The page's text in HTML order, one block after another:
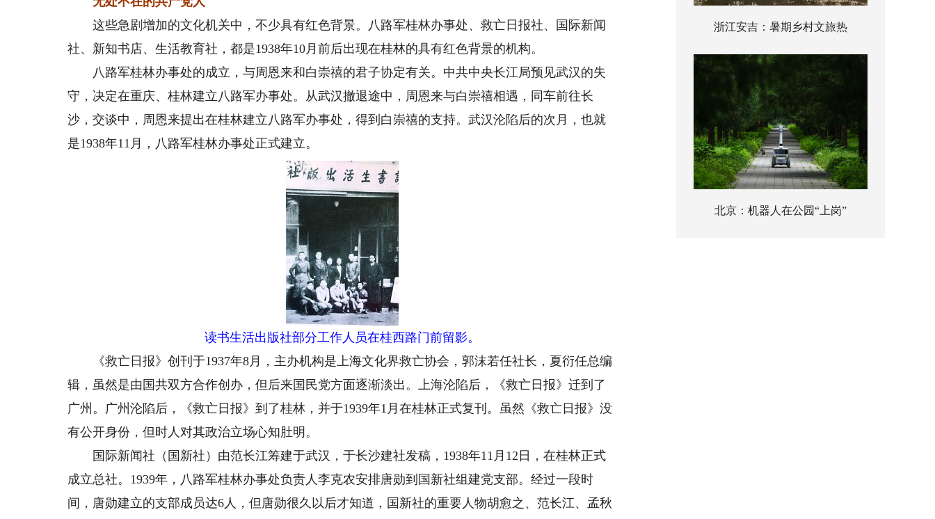
这些急剧增加的文化机关中，不少具有红色背景。八路军桂林办事处、救亡日报社、国际新闻
社、新知书店、生活教育社，都是1938年10月前后出现在桂林的具有红色背景的机构。
八路军桂林办事处的成立，与周恩来和白崇禧的君子协定有关。中共中央长江局预见武汉的失
守，决定在重庆、桂林建立八路军办事处。从武汉撤退途中，周恩来与白崇禧相遇，同车前往长
沙，交谈中，周恩来提出在桂林建立八路军办事处，得到白崇禧的支持。武汉沦陷后的次月，也就
是1938年11月，八路军桂林办事处正式建立。
读书生活出版社部分工作人员在桂西路门前留影。
《救亡日报》创刊于1937年8月，主办机构是上海文化界救亡协会，郭沫若任社长，夏衍任总编
辑，虽然是由国共双方合作创办，但后来国民党方面逐渐淡出。上海沦陷后，《救亡日报》迁到了
广州。广州沦陷后，《救亡日报》到了桂林，并于1939年1月在桂林正式复刊。虽然《救亡日报》没
有公开身份，但时人对其政治立场心知肚明。
国际新闻社（国新社）由范长江筹建于武汉，于长沙建社发稿，1938年11月12日，在桂林正式
成立总社。1939年，八路军桂林办事处负责人李克农安排唐勋到国新社组建党支部。经过一段时
间，唐勋建立的支部成员达6人，但唐勋很久以后才知道，国新社的重要人物胡愈之、范长江、孟秋
浙江安吉：暑期乡村文旅热
北京：机器人在公园“上岗”